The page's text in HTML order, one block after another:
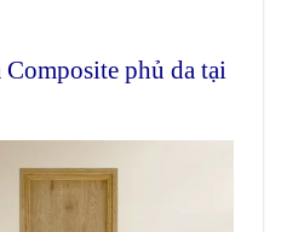
phủ da tại